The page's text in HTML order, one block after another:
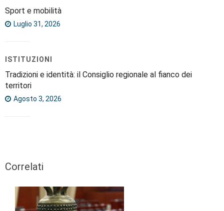
Sport e mobilità
Luglio 31, 2026
ISTITUZIONI
Tradizioni e identità: il Consiglio regionale al fianco dei
territori
Agosto 3, 2026
Correlati